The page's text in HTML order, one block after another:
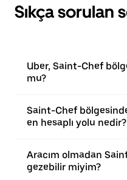
Sıkça sorulan
Uber, Saint-Chef
mu?
Saint-Chef
en hesaplı yolu nedir?
Aracım olmadan
gezebilir miyim?